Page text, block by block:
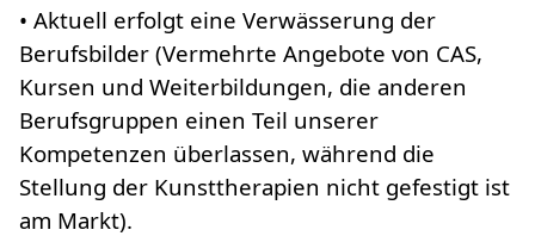
• Aktuell erfolgt eine Verwässerung der
Berufsbilder (Vermehrte Angebote von CAS,
Kursen und Weiterbildungen, die anderen
Berufsgruppen einen Teil unserer
Kompetenzen überlassen, während die
Stellung der Kunsttherapien nicht gefestigt ist
am Markt).